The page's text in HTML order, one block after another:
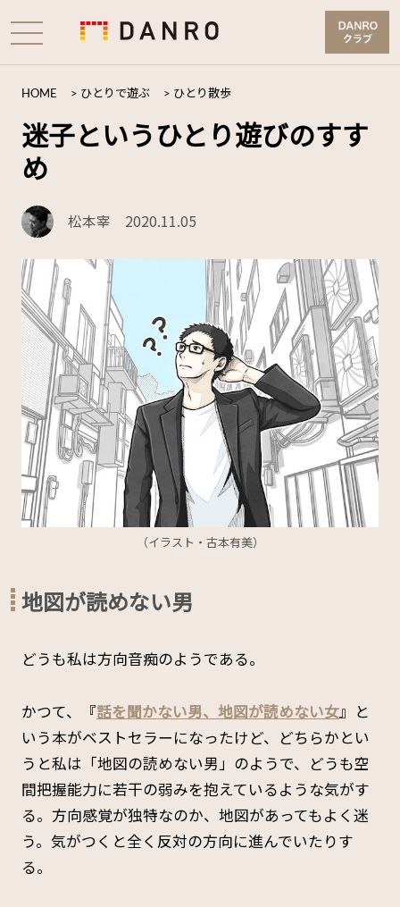
HOME > ひとりで遊ぶ > ひとり散歩
迷子というひとり遊びのすす
め
松本宰 2020.11.05
（イラスト・古本有美）
地図が読めない男
どうも私は方向音痴のようである。
かつて、『話を聞かない男、地図が読めない女』と
いう本がベストセラーになったけど、どちらかとい
うと私は「地図の読めない男」のようで、どうも空
間把握能力に若干の弱みを抱えているような気がす
る。方向感覚が独特なのか、地図があってもよく迷
う。気がつくと全く反対の方向に進んでいたりす
る。